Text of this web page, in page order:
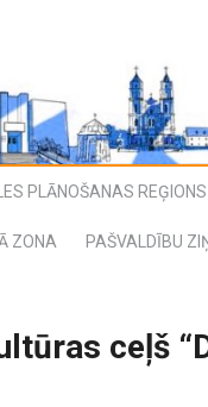
PLĀNOŠANAS REĢIONS
ZONA PAŠVALDĪBU
ceļš